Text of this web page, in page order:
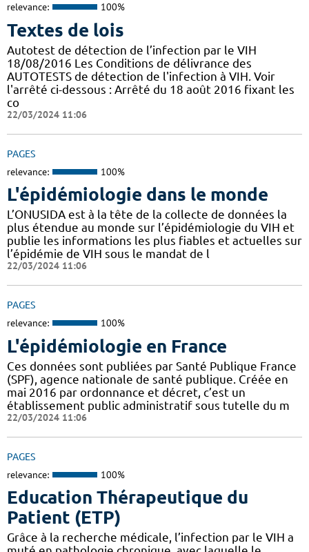
relevance: 100%
Textes de lois
Autotest de détection de l’infection par le VIH
18/08/2016 Les Conditions de délivrance des
AUTOTESTS de détection de l'infection à VIH. Voir
l'arrêté ci-dessous : Arrêté du 18 août 2016 fixant les
co
22/03/2024 11:06
PAGES
relevance: 100%
L'épidémiologie dans le monde
L’ONUSIDA est à la tête de la collecte de données la
plus étendue au monde sur l’épidémiologie du VIH et
publie les informations les plus fiables et actuelles sur
l’épidémie de VIH sous le mandat de l
22/03/2024 11:06
PAGES
relevance: 100%
L'épidémiologie en France
Ces données sont publiées par Santé Publique France
(SPF), agence nationale de santé publique. Créée en
mai 2016 par ordonnance et décret, c’est un
établissement public administratif sous tutelle du m
22/03/2024 11:06
PAGES
relevance: 100%
Education Thérapeutique du
Patient (ETP)
Grâce à la recherche médicale, l’infection par le VIH a